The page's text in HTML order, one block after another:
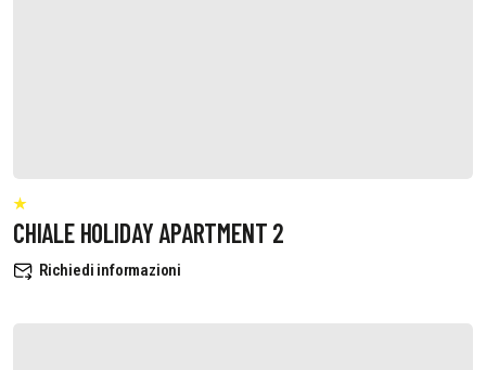
CHIALE HOLIDAY APARTMENT 2
Richiedi informazioni